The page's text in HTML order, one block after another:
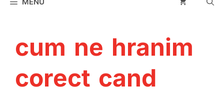
MENU
cum ne hranim
corect cand